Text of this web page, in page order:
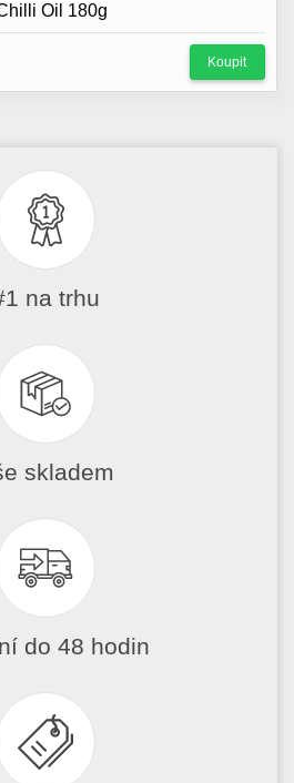
Oil 180g
Koupit
na trhu
skladem
do 48 hodin